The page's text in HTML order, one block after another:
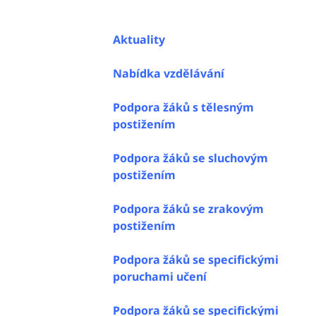
Aktuality
Nabídka vzdělávání
Podpora žáků s tělesným
postižením
Podpora žáků se sluchovým
postižením
Podpora žáků se zrakovým
postižením
Podpora žáků se specifickými
poruchami učení
Podpora žáků se specifickými